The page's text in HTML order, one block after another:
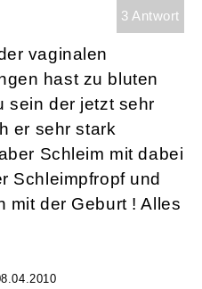
3 Antwort
vaginalen
hast zu bluten
sein der jetzt sehr
er sehr stark
Schleim mit dabei
Schleimpfropf und
mit der Geburt ! Alles